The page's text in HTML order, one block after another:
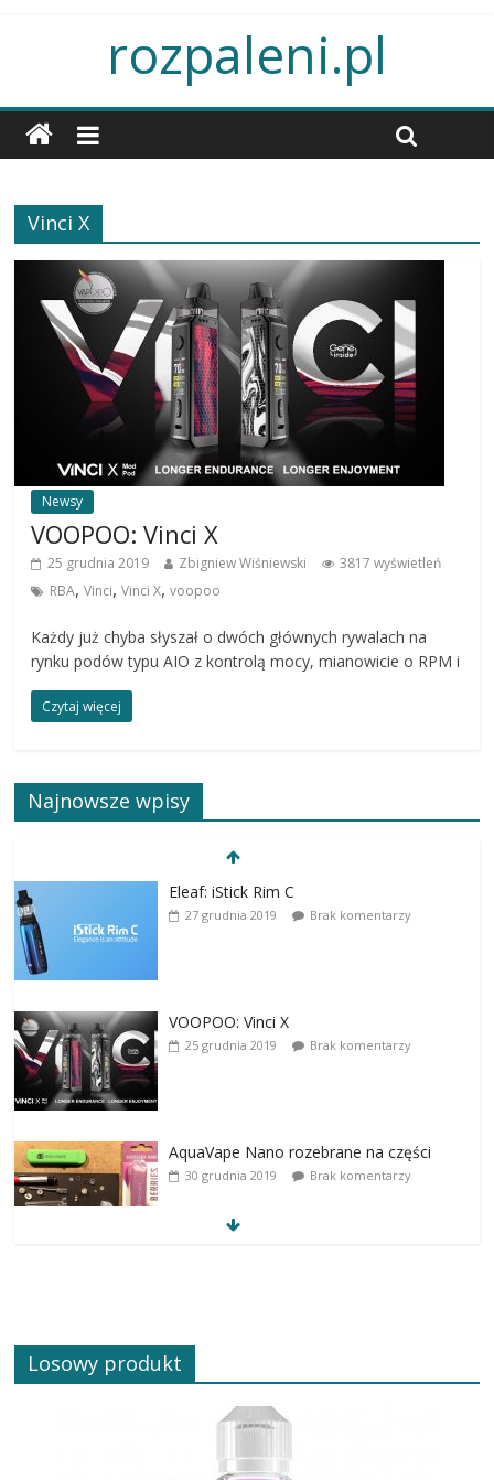
rozpaleni.pl
Vinci X
Newsy
VOOPOO: Vinci X
25 grudnia 2019 Zbigniew Wiśniewski
3817 wyświetleń
RBA,Vinci,Vinci X,voopoo
Każdy już chyba słyszał o dwóch głównych rywalach na
rynku podów typu AIO z kontrolą mocy, mianowicie o RPM i
Czytaj więcej
Najnowsze wpisy
Eleaf: iStick Rim C
27 grudnia 2019 Brak komentarzy
VOOPOO: Vinci X
25 grudnia 2019 Brak komentarzy
AquaVape Nano rozebrane na części
30 grudnia 2019 Brak komentarzy
Losowy produkt